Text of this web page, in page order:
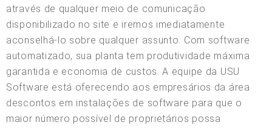
através de qualquer meio de comunicação
disponibilizado no site e iremos imediatamente
aconselhá-lo sobre qualquer assunto. Com software
automatizado, sua planta tem produtividade máxima
garantida e economia de custos. A equipe da USU
Software está oferecendo aos empresários da área
descontos em instalações de software para que o
maior número possível de proprietários possa